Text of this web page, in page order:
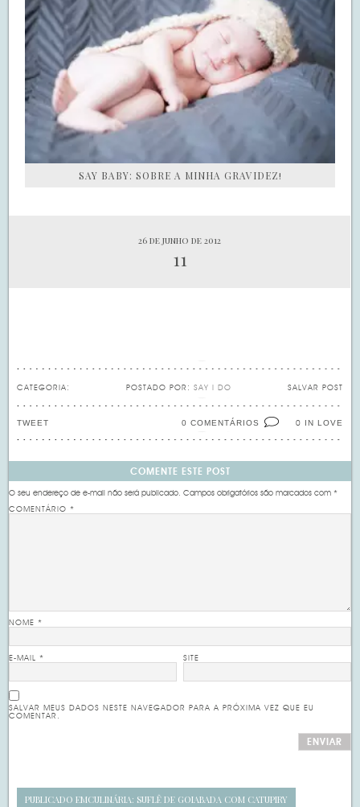
SAY BABY: SOBRE A MINHA GRAVIDEZ!
26 de junho de 2012
11
CATEGORIA: SALVAR POST
POSTADO POR: SAY I DO
0 IN LOVE
0 COMENTÁRIOS
TWEET
COMENTE ESTE POST
O seu endereço de e-mail não será publicado. Campos obrigatórios são marcados com*
COMENTÁRIO*
NOME*
E-MAIL* SITE
SALVAR MEUS DADOS NESTE NAVEGADOR PARA A PRÓXIMA VEZ QUE EU
COMENTAR.
PUBLICADO EMCULINÁRIA: SUFLÊ DE GOIABADA COM CATUPIRY